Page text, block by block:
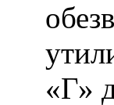
«Г»